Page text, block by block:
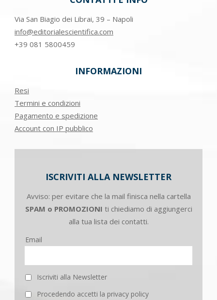
Via San Biagio dei Librai, 39 – Napoli
info@editorialescientifica.com
+39 081 5800459
INFORMAZIONI
Resi
Termini e condizioni
Pagamento e spedizione
Account con IP pubblico
ISCRIVITI ALLA NEWSLETTER
Avviso: per evitare che la mail finisca nella cartella
SPAM o PROMOZIONI ti chiediamo di aggiungerci
alla tua lista dei contatti.
Email
Iscriviti alla Newsletter
Procedendo accetti la privacy policy